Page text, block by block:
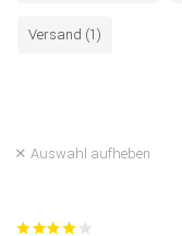
Versand (1)
Auswahl aufheben